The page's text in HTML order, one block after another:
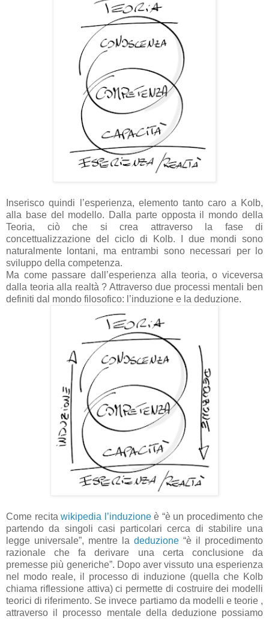
Inserisco quindi l’esperienza, elemento tanto caro a Kolb,
alla base del modello. Dalla parte opposta il mondo della
Teoria, ciò che si crea attraverso la fase di
concettualizzazione del ciclo di Kolb. I due mondi sono
naturalmente lontani, ma entrambi sono necessari per lo
sviluppo della competenza.
Ma come passare dall’esperienza alla teoria, o viceversa
dalla teoria alla realtà ? Attraverso due processi mentali ben
definiti dal mondo filosofico: l’induzione e la deduzione.
Come recita wikipedia l’induzioneè “è un procedimento che
partendo da singoli casi particolari cerca di stabilire una
legge universale”, mentre la deduzione “è il procedimento
razionale che fa derivare una certa conclusione da
premesse più generiche”. Dopo aver vissuto una esperienza
nel modo reale, il processo di induzione (quella che Kolb
chiama riflessione attiva) ci permette di costruire dei modelli
teorici di riferimento. Se invece partiamo da modelli e teorie ,
attraverso il processo mentale della deduzione possiamo